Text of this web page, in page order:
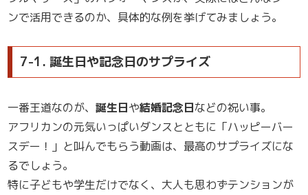
ンで活用できるのか、具体的な例を挙げてみましょう。
7-1. 誕生日や記念日のサプライズ
一番王道なのが、 誕生日や結婚記念日などの祝い事。
アフリカンの元気いっぱいダンスとともに「ハッピーバー
スデー！」と叫んでもらう動画は、最高のサプライズにな
るでしょう。
特に子どもや学生だけでなく、大人も思わずテンションが